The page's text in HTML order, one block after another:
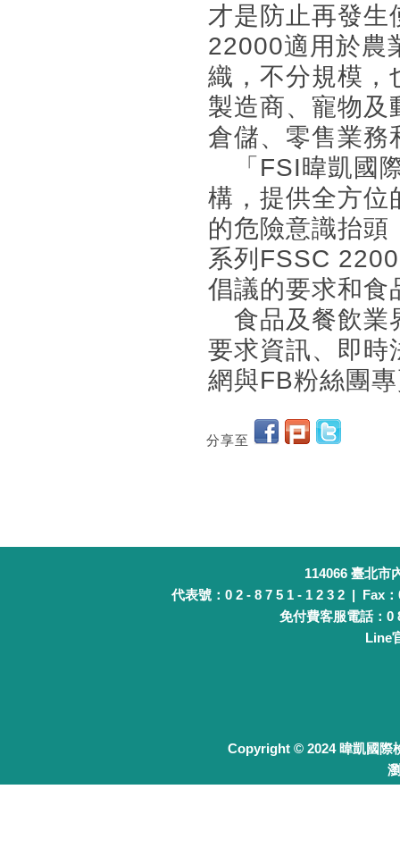
才是防止再發
22000適用於農
織，不分規模，
製造商、寵物及
倉儲、零售業務
「FSI暐凱國
構，提供全方位
的危險意識抬頭
系列FSSC
倡議的要求和食
食品及餐飲業
要求資訊、即時
網與FB粉絲團
分享至
114066 臺北市
代表號：0 2 - 8 7 5 1 - 1 2 3 2 | Fax
免付費客服電話：0
Line
Copyright © 2024 暐凱國際